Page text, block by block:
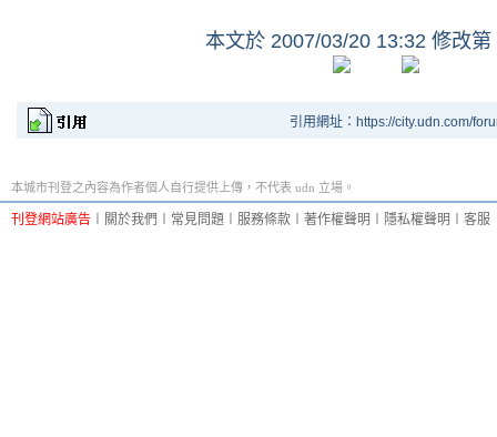
本文於 2007/03/20 13:32 修改第
引用網址：https://city.udn.com/
本城市刊登之內容為作者個人自行提供上傳，不代表 udn 立場。
刊登網站廣告 關於我們 常見問題 服務條款 著作權聲明 隱私權聲明 客服